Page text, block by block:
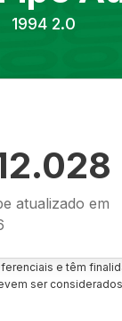
1994 2.0
atualizado em
e têm
ser